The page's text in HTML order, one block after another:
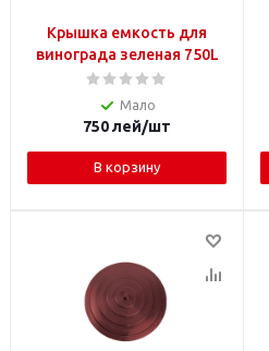
Крышка емкость для
винограда зеленая 750L
Мало
750лей/шт
В корзину